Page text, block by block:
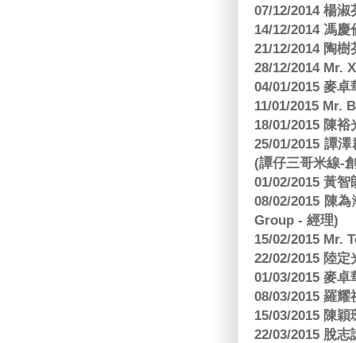
07/12/2014 楊
14/12/2014 馮
21/12/2014 陶
28/12/2014 Mr.
04/01/2015 麥
11/01/2015 Mr.
18/01/2015 陳
25/01/2015 譚
(譚仔三哥米線-
01/02/2015 黃
08/02/2015 陳
Group - 經理)
15/02/2015 Mr.
22/02/2015 陸
01/03/2015 麥
08/03/2015 羅
15/03/2015 陳
22/03/2015 脫